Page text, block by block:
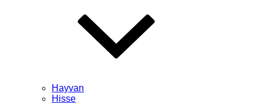
Hayvan
Hisse